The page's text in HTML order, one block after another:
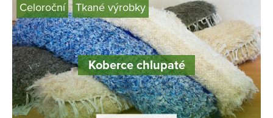
Koberce chlupaté
Celoroční Tkané výrobky